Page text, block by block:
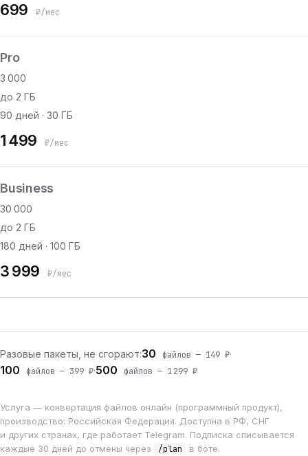
699 ₽/мес
Pro
3 000
до 2 ГБ
90 дней · 30 ГБ
1 499 ₽/мес
Business
30 000
до 2 ГБ
180 дней · 100 ГБ
3 999 ₽/мес
Разовые пакеты, не сгорают:30 файлов — 149 ₽·
100 файлов — 399 ₽·500 файлов — 1 299 ₽
Услуга — конвертация файлов онлайн (программный продукт),
производство: Российская Федерация. Доступна в РФ, СНГ
и других странах, где работает Telegram. Подписка списывается
каждые 30 дней до отмены через
/plan в боте.